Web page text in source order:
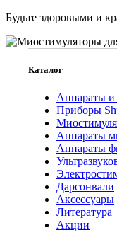
Будьте здоровыми и
Каталог
Аппараты и
Приборы
Аппараты
Аппараты
Дарсонвали
Аксессуары
Литература
Акции